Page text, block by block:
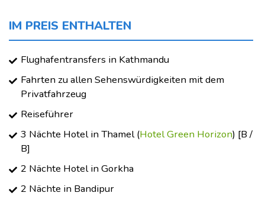
IM PREIS ENTHALTEN
Flughafentransfers in Kathmandu
Fahrten zu allen Sehenswürdigkeiten mit dem
Privatfahrzeug
Reiseführer
3 Nächte Hotel in Thamel (Hotel Green Horizon) [B /
B]
2 Nächte Hotel in Gorkha
2 Nächte in Bandipur